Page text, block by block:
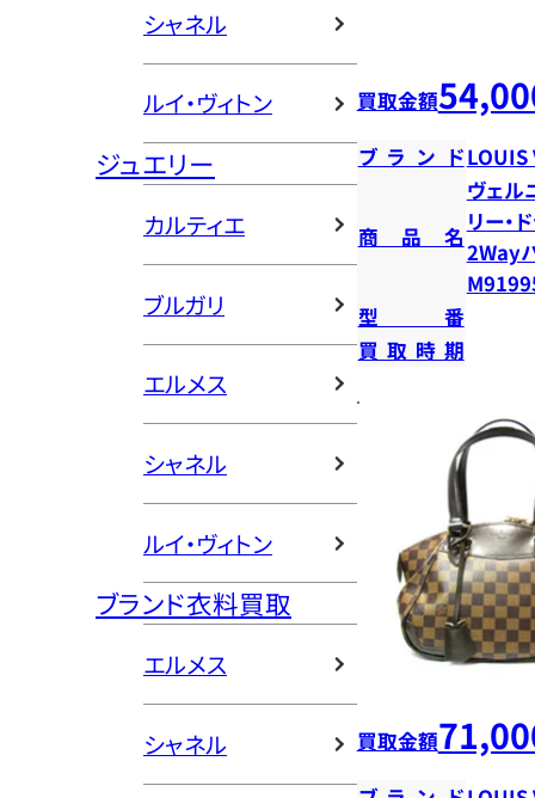
シャネル
ルイ・ヴィトン
ジュエリー
カルティエ
ブルガリ
エルメス
シャネル
ルイ・ヴィトン
ブランド衣料買取
エルメス
シャネル
買取金額
ブランドLOUIS
商品名
ヴェル
リー・
2Way
型番
買取時期
買取金額